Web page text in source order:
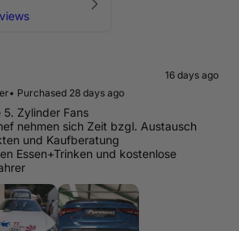
16 days ago
• Purchased 28 days ago
5. Zylinder Fans
nehmen sich Zeit bzgl. Austausch
und Kaufberatung
Essen+Trinken und kostenlose